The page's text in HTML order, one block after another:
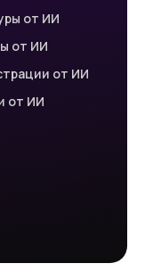
от ИИ
от ИИ
от ИИ
от ИИ